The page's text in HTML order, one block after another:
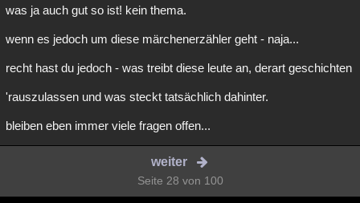
was ja auch gut so ist! kein thema.
wenn es jedoch um diese märchenerzähler geht - naja...
recht hast du jedoch - was treibt diese leute an, derart geschichten
'rauszulassen und was steckt tatsächlich dahinter.
bleiben eben immer viele fragen offen...
weiter
Seite 28 von 100